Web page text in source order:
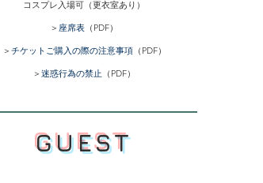
​コスプレ入場可（更衣室あり）
＞ 座席表 （PDF）
＞ チケットご購入の際の注意事項（PDF）
＞ 迷惑行為の禁止 （PDF）
GUEST